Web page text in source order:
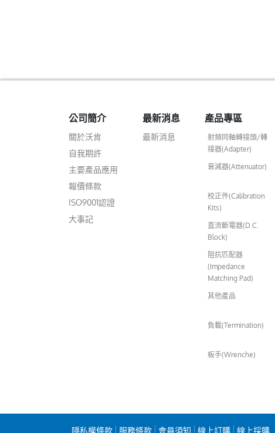
公司簡介
關於沃肯
自我期許
主要產品應用
報價條款
ISO9001認證
大事記
最新消息
最新消息
產品專區
射頻同軸轉接頭/轉
接器(Adapter)
衰減器(Attenuator)
校正件(Calibration
Kits)
直流斷電器(D.C.
Block)
阻抗匹配器
(Impedance
Matching Pad)
其他產品
負載(Termination)
板手(Wrenche)
隱私權條款 服務條款 會員須知 線上訂購 線上採購